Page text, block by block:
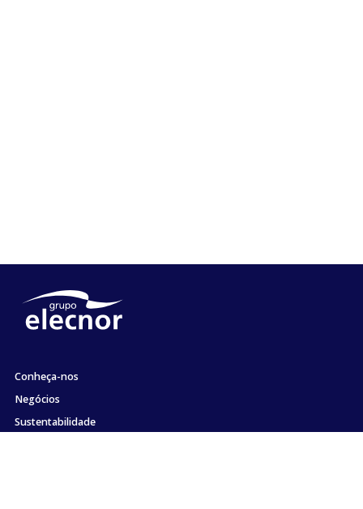
Conheça-nos
Negócios
Sustentabilidade